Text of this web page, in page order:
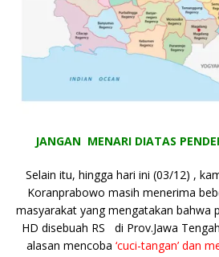
JANGAN MENARI DIATAS
Selain itu, hingga hari ini (03/12) ,
Koranprabowo masih menerima
masyarakat yang mengatakan bahwa
HD disebuah RS di Prov.Jawa
alasan mencoba ‘cuci-tangan’ dan